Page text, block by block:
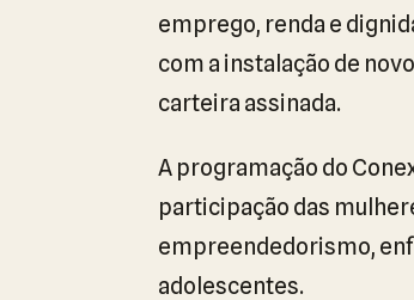
emprego, renda e
com a instalação de
carteira assinada.
A programação do
participação das
empreendedorismo,
adolescentes.